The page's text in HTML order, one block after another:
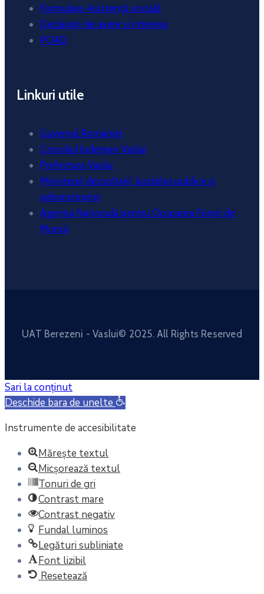
Formulare-Asistență socială
Declarații de avere si interese
POAD
Linkuri utile
Guvernul României
Consiliul Județean Vaslui
Prefectura Vaslui
Ministerul dezvoltarii, lucrărilor publice și
administrației
Agenția Națională pentru Ocuparea Forței de
Muncă
UAT Berezeni - Vaslui© 2025. All Rights Reserved
Sari la conținut
Deschide bara de unelte
Instrumente de accesibilitate
Mărește textul
Micșorează textul
Tonuri de gri
Contrast mare
Contrast negativ
Fundal luminos
Legături subliniate
Font lizibil
Resetează